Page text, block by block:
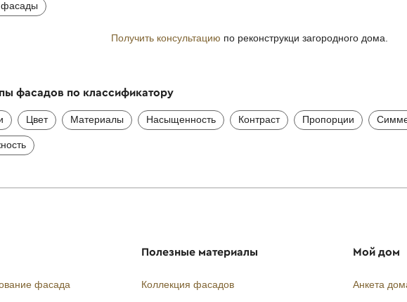
фасады
Получить консультацию по реконструкци загородного дома.
фасадов по классификатору
Цвет Материалы Насыщенность Контраст Пропорции
фасада
Полезные материалы
Коллекция фасадов
Мой дом
Анкета